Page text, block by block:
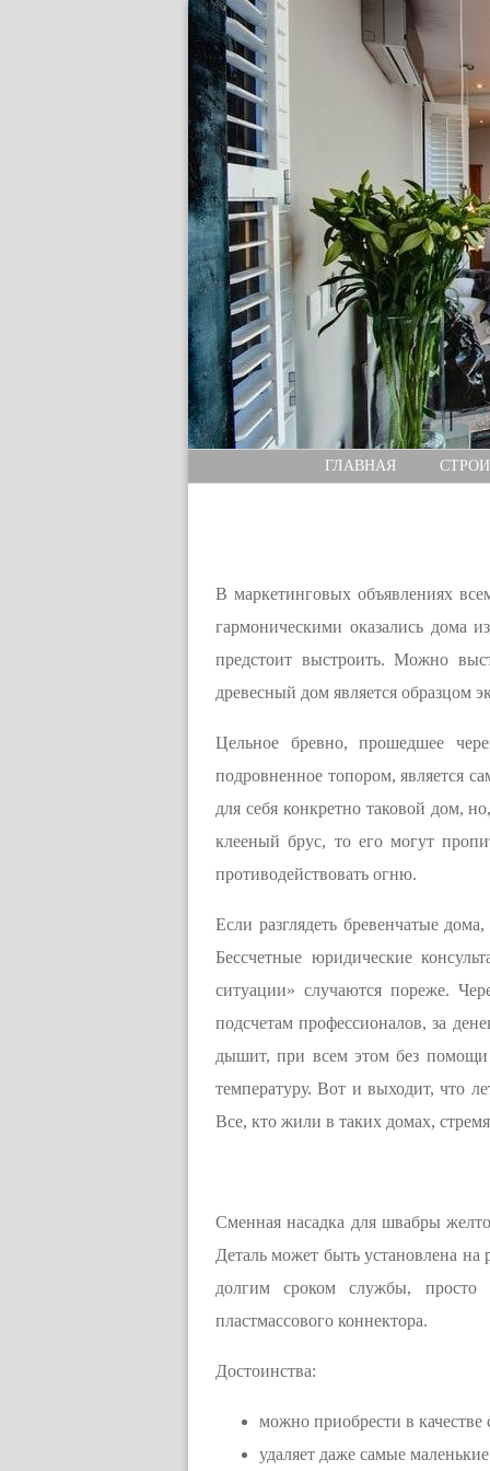
ГЛАВНАЯ
В маркетинговых объявлениях
гармоническими оказались дома
предстоит выстроить. Можно
древесный дом является образцом
Цельное бревно, прошедшее
подровненное топором, является
для себя конкретно таковой дом,
клееный брус, то его могут
противодействовать огню.
Если разглядеть бревенчатые
Бессчетные юридические
ситуации» случаются пореже.
подсчетам профессионалов, за
дышит, при всем этом без помощи
температуру. Вот и выходит, что
Все, кто жили в таких домах,
Сменная насадка для швабры
Деталь может быть установлена на
долгим сроком службы, просто
пластмассового коннектора.
Достоинства:
можно приобрести в
удаляет даже самые